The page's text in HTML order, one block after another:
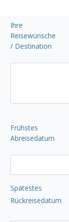
Ihre
Reisewünsche
/ Destination
Frühstes
Abreisedatum
Spätestes
Rückreisedatum